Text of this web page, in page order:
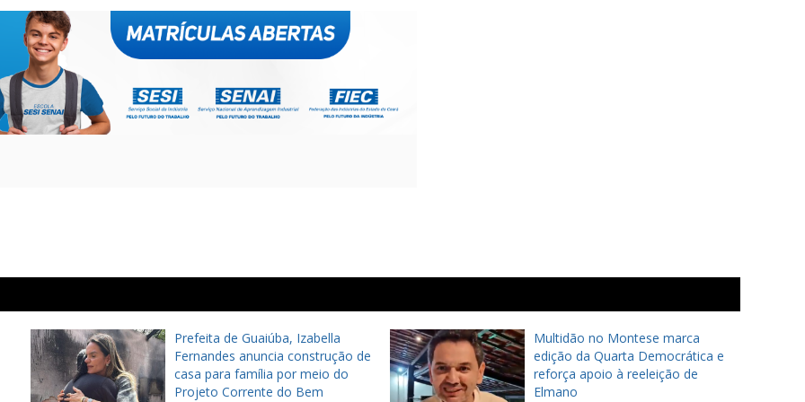
Prefeita de Guaiúba, Izabella
Fernandes anuncia construção de
casa para família por meio do
Projeto Corrente do Bem
Multidão no Montese marca
edição da Quarta Democrática e
reforça apoio à reeleição de
Elmano